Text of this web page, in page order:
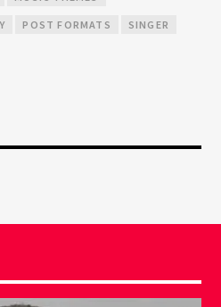
POST FORMATS SINGER